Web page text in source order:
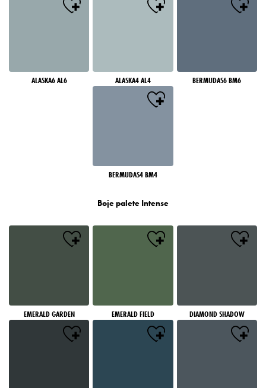
ALASKA6 AL6 ALASKA4 AL4 BERMUDAS6 BM6
BERMUDAS4 BM4
Boje palete Intense
EMERALD GARDEN EMERALD FIELD DIAMOND SHADOW